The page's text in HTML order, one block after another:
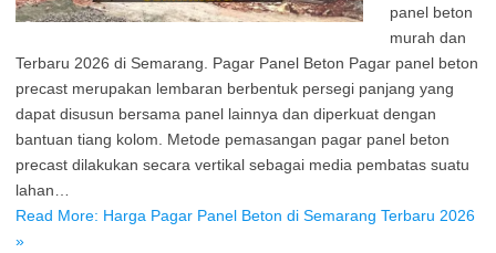
panel beton
murah dan
Terbaru 2026 di Semarang. Pagar Panel Beton Pagar panel beton
precast merupakan lembaran berbentuk persegi panjang yang
dapat disusun bersama panel lainnya dan diperkuat dengan
bantuan tiang kolom. Metode pemasangan pagar panel beton
precast dilakukan secara vertikal sebagai media pembatas suatu
lahan…
Read More: Harga Pagar Panel Beton di Semarang Terbaru 2026
»